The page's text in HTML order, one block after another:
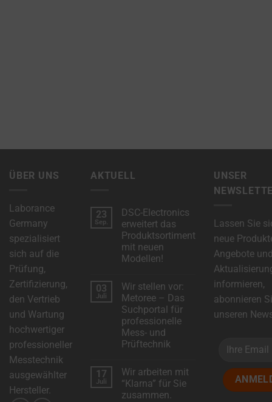
ÜBER UNS
Laborance
Germany
spezialisiert
sich auf die
Prüfung,
Zertifizierung,
den Vertrieb
und Wartung
hochwertiger
professioneller
Messtechnik
ausgewählter
Hersteller.
AKTUELL
23
Sep.
DSC-Electronics
erweitert das
Produktsortiment
mit neuen
Modellen!
zu
DSC-
Electronics
erweitert
das
Produktsortiment
mit
neuen
Modellen!
03
Juli
Wir stellen vor:
Metoree – Das
Suchportal für
professionelle
Mess- und
Prüftechnik
zu
Wir
stellen
vor:
17
Juli
Wir arbeiten mit
“Klarna” für Sie
zusammen.
UNSER
Lassen Sie
neue
Angebote
informieren,
abonnieren
unseren